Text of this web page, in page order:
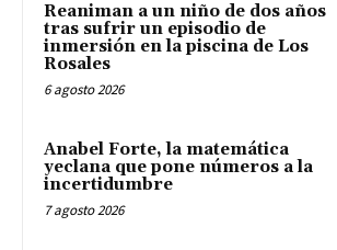
Reaniman a un niño de dos años
tras sufrir un episodio de
inmersión en la piscina de Los
Rosales
6 agosto 2026
Anabel Forte, la matemática
yeclana que pone números a la
incertidumbre
7 agosto 2026